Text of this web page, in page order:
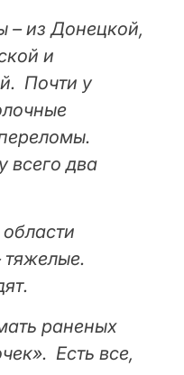
– из Донецкой,
и
Почти у
два
тяжелые.
раненых
Есть все,